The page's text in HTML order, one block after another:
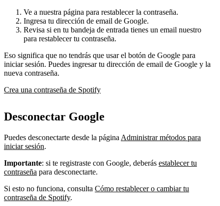
Ve a nuestra página para restablecer la contraseña.
Ingresa tu dirección de email de Google.
Revisa si en tu bandeja de entrada tienes un email nuestro
para restablecer tu contraseña.
Eso significa que no tendrás que usar el botón de Google para
iniciar sesión. Puedes ingresar tu dirección de email de Google y la
nueva contraseña.
Crea una contraseña de Spotify
Desconectar Google
Puedes desconectarte desde la página Administrar métodos para
iniciar sesión.
Importante: si te registraste con Google, deberás establecer tu
contraseña para desconectarte.
Si esto no funciona, consulta Cómo restablecer o cambiar tu
contraseña de Spotify.